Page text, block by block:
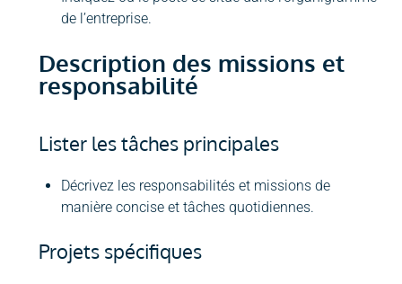
de l’entreprise.
Description des missions et
responsabilité
Lister les tâches principales
Décrivez les responsabilités et missions de
manière concise et tâches quotidiennes.
Projets spécifiques